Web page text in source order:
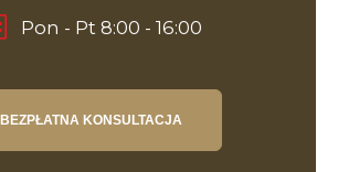
Pon - Pt 8:00 - 16:00
BEZPŁATNA KONSULTACJA